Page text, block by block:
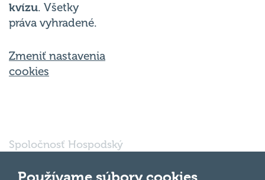
kvízu. Všetky
práva vyhradené.
Zmeniť nastavenia
cookies
Spoločnosť Hospodský
sídlom Svätoplukova